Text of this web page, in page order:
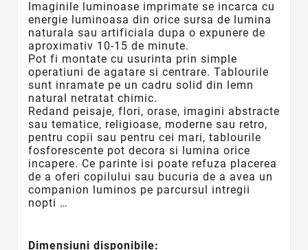
Imaginile luminoase imprimate se incarca cu
energie luminoasa din orice sursa de lumina
naturala sau artificiala dupa o expunere de
aproximativ 10-15 de minute.
Pot fi montate cu usurinta prin simple
operatiuni de agatare si centrare. Tablourile
sunt inramate pe un cadru solid din lemn
natural netratat chimic.
Redand peisaje, flori, orase, imagini abstracte
sau tematice, religioase, moderne sau retro,
pentru copii sau pentru cei mari, tablourile
fosforescente pot decora si lumina orice
incapere. Ce parinte isi poate refuza placerea
de a oferi copilului sau bucuria de a avea un
companion luminos pe parcursul intregii
nopti …
Dimensiuni disponibile: